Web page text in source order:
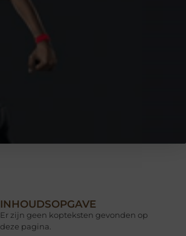
INHOUDSOPGAVE
Er zijn geen kopteksten gevonden op
deze pagina.